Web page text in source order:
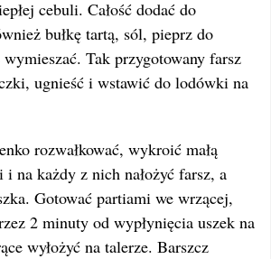
cebuli. Całość dodać do
bułkę tartą, sól, pieprz do
wymieszać. Tak przygotowany farsz
ugnieść i wstawić do lodówki na
rozwałkować, wykroić małą
i na każdy z nich nałożyć farsz, a
Gotować partiami we wrzącej,
2 minuty od wypłynięcia uszek na
wyłożyć na talerze. Barszcz